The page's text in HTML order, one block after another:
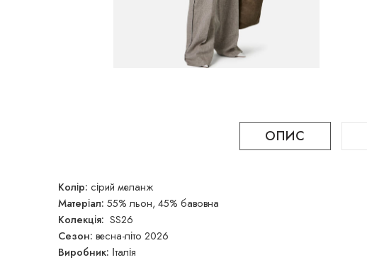
ОПИС
Колір: сірий меланж
Матеріал: 55% льон, 45% бавовна
Колекція: SS26
Сезон: весна-літо 2026
Виробник: Італія